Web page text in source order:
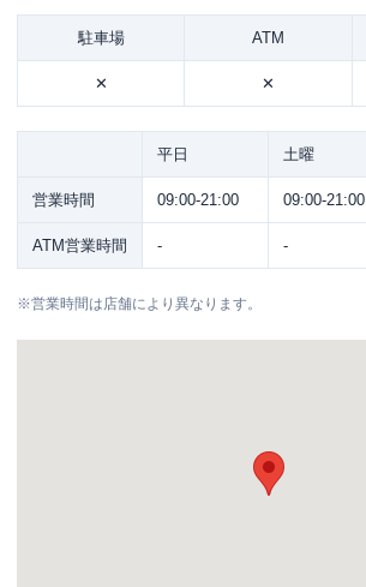
駐車場 ATM
✕ ✕
平日 土曜
営業時間 09:00-21:00 09:00-21:00
ATM営業時間 - -
※営業時間は店舗により異なります。